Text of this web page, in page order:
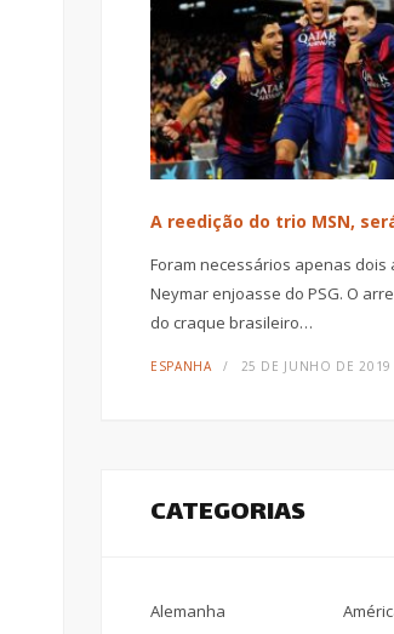
A reedição do trio MSN,
Foram necessários apenas dois
Neymar enjoasse do PSG. O
do craque brasileiro…
ESPANHA 25 DE JUNHO DE 2019
CATEGORIAS
Alemanha